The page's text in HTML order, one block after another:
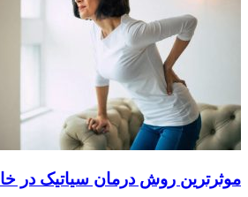
موثرترین روش درمان سیاتیک در